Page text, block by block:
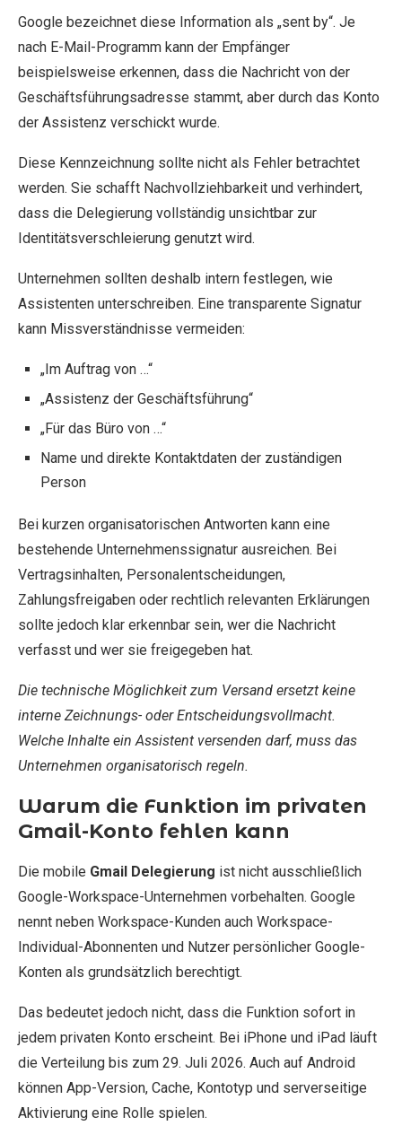
Google bezeichnet diese Information als „sent by“. Je
nach E-Mail-Programm kann der Empfänger
beispielsweise erkennen, dass die Nachricht von der
Geschäftsführungsadresse stammt, aber durch das Konto
der Assistenz verschickt wurde.
Diese Kennzeichnung sollte nicht als Fehler betrachtet
werden. Sie schafft Nachvollziehbarkeit und verhindert,
dass die Delegierung vollständig unsichtbar zur
Identitätsverschleierung genutzt wird.
Unternehmen sollten deshalb intern festlegen, wie
Assistenten unterschreiben. Eine transparente Signatur
kann Missverständnisse vermeiden:
„Im Auftrag von …“
„Assistenz der Geschäftsführung“
„Für das Büro von …“
Name und direkte Kontaktdaten der zuständigen
Person
Bei kurzen organisatorischen Antworten kann eine
bestehende Unternehmenssignatur ausreichen. Bei
Vertragsinhalten, Personalentscheidungen,
Zahlungsfreigaben oder rechtlich relevanten Erklärungen
sollte jedoch klar erkennbar sein, wer die Nachricht
verfasst und wer sie freigegeben hat.
Die technische Möglichkeit zum Versand ersetzt keine
interne Zeichnungs- oder Entscheidungsvollmacht.
Welche Inhalte ein Assistent versenden darf, muss das
Unternehmen organisatorisch regeln.
Warum die Funktion im privaten
Gmail-Konto fehlen kann
Die mobile Gmail Delegierung ist nicht ausschließlich
Google-Workspace-Unternehmen vorbehalten. Google
nennt neben Workspace-Kunden auch Workspace-
Individual-Abonnenten und Nutzer persönlicher Google-
Konten als grundsätzlich berechtigt.
Das bedeutet jedoch nicht, dass die Funktion sofort in
jedem privaten Konto erscheint. Bei iPhone und iPad läuft
die Verteilung bis zum 29. Juli 2026. Auch auf Android
können App-Version, Cache, Kontotyp und serverseitige
Aktivierung eine Rolle spielen.